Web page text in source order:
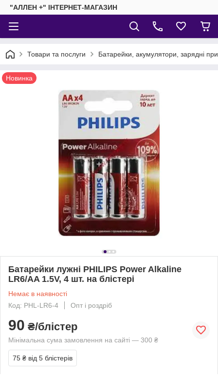
"АЛЛЕН +" ІНТЕРНЕТ-МАГАЗИН
Товари та послуги Батарейки, акумулятори, зарядні
Новинка
Батарейки лужні PHILIPS Power Alkaline
LR6/AA 1.5V, 4 шт. на блістері
Немає в наявності
Код: PHL-LR6-4
Опт і роздріб
90 ₴/блістер
Мінімальна сума замовлення на сайті — 300 ₴
75 ₴ від 5 блістерів